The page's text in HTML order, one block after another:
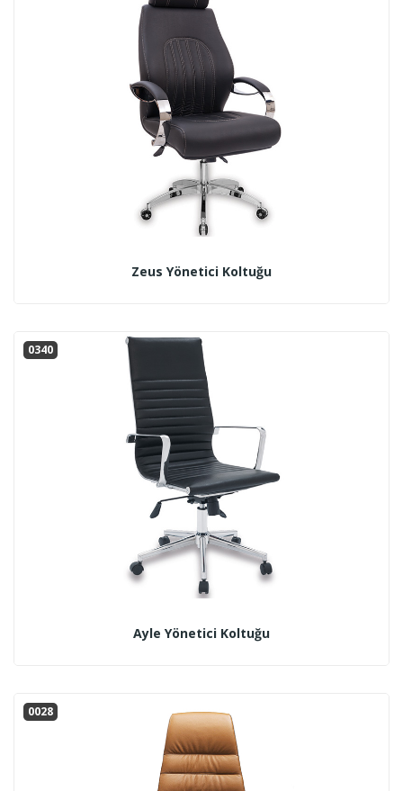
Zeus Yönetici Koltuğu
0340
Ayle Yönetici Koltuğu
0028